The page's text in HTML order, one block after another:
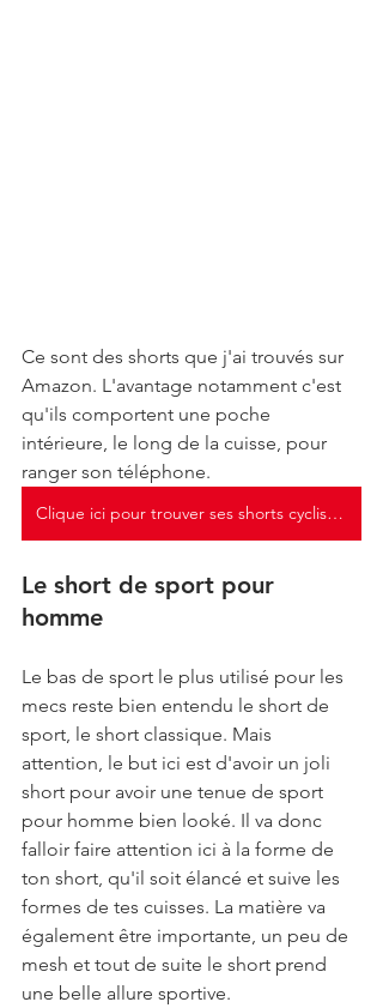
Ce sont des shorts que j'ai trouvés sur
Amazon. L'avantage notamment c'est
qu'ils comportent une poche
intérieure, le long de la cuisse, pour
ranger son téléphone.
Clique ici pour trouver ses shorts cyclistes sur Amazon
Le short de sport pour
homme
Le bas de sport le plus utilisé pour les
mecs reste bien entendu le short de
sport, le short classique. Mais
attention, le but ici est d'avoir un joli
short pour avoir une tenue de sport
pour homme bien looké. Il va donc
falloir faire attention ici à la forme de
ton short, qu'il soit élancé et suive les
formes de tes cuisses. La matière va
également être importante, un peu de
mesh et tout de suite le short prend
une belle allure sportive.